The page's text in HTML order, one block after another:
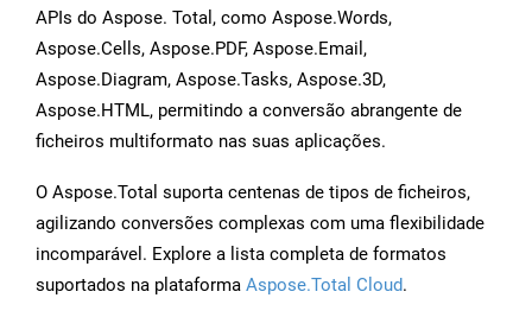
APIs do Aspose. Total, como Aspose.Words,
Aspose.Cells, Aspose.PDF, Aspose.Email,
Aspose.Diagram, Aspose.Tasks, Aspose.3D,
Aspose.HTML, permitindo a conversão abrangente de
ficheiros multiformato nas suas aplicações.
O Aspose.Total suporta centenas de tipos de ficheiros,
agilizando conversões complexas com uma flexibilidade
incomparável. Explore a lista completa de formatos
suportados na plataforma Aspose.Total Cloud.